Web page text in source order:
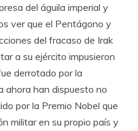
del águila imperial y
ver que el Pentágono y
del fracaso de Irak
a su ejército impusieron
derrotado por la
ahora han dispuesto no
por la Premio Nobel que
militar en su propio país y